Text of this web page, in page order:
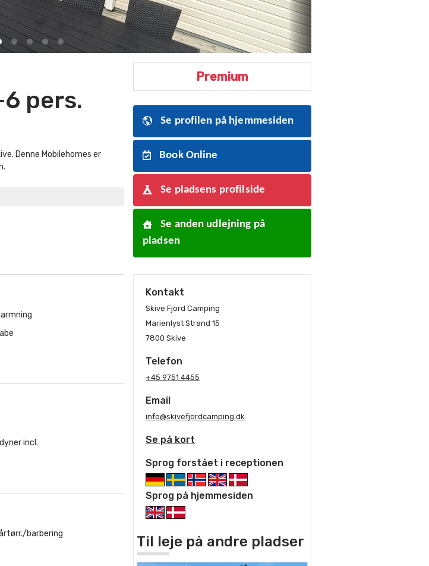
pers.
Denne Mobilehomes er
incl.
barbering
Premium
Se profilen på hjemmesiden
Book Online
Se pladsens profilside
Se anden udlejning på
pladsen
Kontakt
Skive Fjord Camping
Marienlyst Strand 15
7800 Skive
Telefon
+45 9751 4455
Email
info@skivefjordcamping.dk
Se på kort
Sprog forstået i receptionen
Sprog på hjemmesiden
Til leje på andre pladser